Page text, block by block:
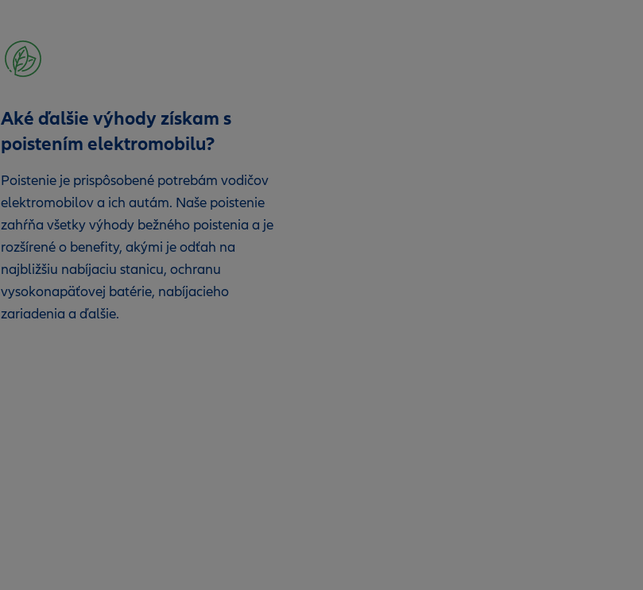
Aké ďalšie výhody získam s
poistením elektromobilu?
Poistenie je prispôsobené potrebám vodičov
elektromobilov a ich autám. Naše poistenie
zahŕňa všetky výhody bežného poistenia a je
rozšírené o benefity, akými je odťah na
najbližšiu nabíjaciu stanicu, ochranu
vysokonapäťovej batérie, nabíjacieho
zariadenia a ďalšie.